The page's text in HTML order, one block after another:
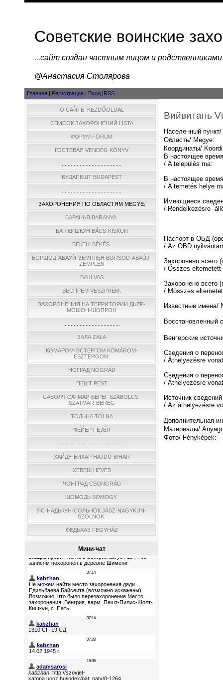
Советские воинские
...cайт создан частным лицом и
@Анастасия Столярова
Главная | Регистрация | Вход |RSS
О САЙТЕ KEZDŐOLDAL
СПИСОК ЗАХОРОНЕНИЙ LISTA
ФОРУМ FÓRUM
ГОСТЕВАЯ VENDÉG KÖNYV
БУДАПЕШТ BUDAPEST
ЗАХОРОНЕНИЯ ПО ОБЛАСТЯМ MEGYE:
БАРАНЬЯ BARANYA.
БАЧ-КИШКУН BÁCS-KISKUN
БЕКЕШ BÉKÉS.
БОРШОД-АБАУЙ-ЗЕМПЛЕН BORSOD-ABAÚJ-
ZEMPLÉN
ВАШ VAS
ВЕСПРЕМ VESZPRÉM.
ЗАХОРОНЕНИЯ НА ТЕРРИТОРИИ ДЬЕР-
МОШОН-ШОПРОН
ЗАЛА ZALA
КОМАРОМ-ЭСТЕРГОМ KOMÁROM-
ESZTERGOM.
НОГРАД NÓGRÁD
ПЕШТ PEST
САБОЛЧ-САТМАР-БЕРЕГ SZABOLCS-
SZATMÁR-BEREG
ТОЛЬНА TOLNA
ФЕЙЕР FEJÉR
ХАЙДУ-БИХАР HAJDÚ-BIHAR
ХЕВЕШ HEVES
ЧОНГРАД CSONGRÁD
ШОМОДЬ SOMOGY.
ЯС-НАДЬКУН-СОЛЬНОК JÁSZ-NAGYKUN-
SZOLNOK.
ФЕДЬХАЗ FEGYHÁZ
Мини-чат
Вийвитань
Населенный
Область/ Megye:
Координаты/
В настоящее
/ A település ma:
В настоящее
/ A temetés helye
Имеющиеся
/ Rendelkezésre
Паспорт в ОБД
/ Az OBD
Захоронено всего
/ Ősszes eltemetett
Захоронено всего
/ Мösszes
Известные имена/
Восстановленный
Венгерские
Сведения о
/ Áthelyezésre
Сведения о
/ Áthelyezésre
Источник
/ Az áthelyezésre
Дополнительная
Материалы/
Фото/ Fényképek: